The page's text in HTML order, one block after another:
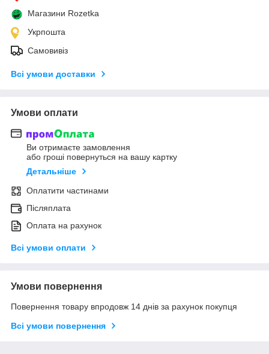
Магазини Rozetka
Укрпошта
Самовивіз
Всі умови доставки
Умови оплати
Ви отримаєте замовлення
або гроші повернуться на вашу картку
Детальніше
Оплатити частинами
Післяплата
Оплата на рахунок
Всі умови оплати
Умови повернення
Повернення товару впродовж 14 днів за рахунок покупця
Всі умови повернення